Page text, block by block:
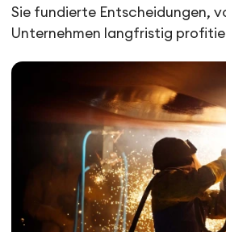
Sie fundierte Entscheidungen,
Unternehmen langfristig